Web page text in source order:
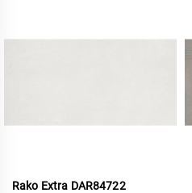
Rako Extra DAR84722